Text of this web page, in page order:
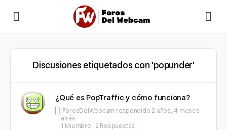
Discusiones etiquetados con 'popunder'
¿Qué es PopTraffic y cómo funciona?
ForosDelWebcam respondido 2 años, 4 meses
atrás
1 Miembro · 2 Respuestas